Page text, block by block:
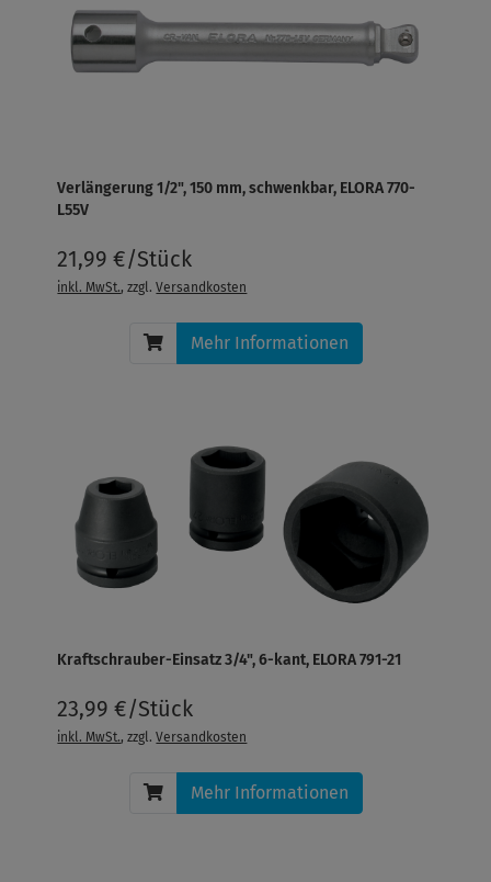
Verlängerung 1/2", 150 mm, schwenkbar, ELORA 770-
L55V
21,99 €/Stück
inkl. MwSt., zzgl.Versandkosten
Mehr Informationen
Kraftschrauber-Einsatz 3/4", 6-kant, ELORA 791-21
23,99 €/Stück
inkl. MwSt., zzgl.Versandkosten
Mehr Informationen